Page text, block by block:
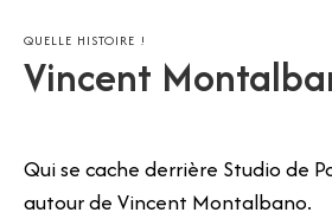
QUELLE HISTOIRE !
Vincent
Qui se cache derrière Studio de
autour de Vincent Montalbano.